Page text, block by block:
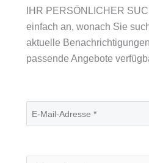
IHR PERSÖNLICHER
einfach an, wonach Sie
aktuelle
passende Angebote